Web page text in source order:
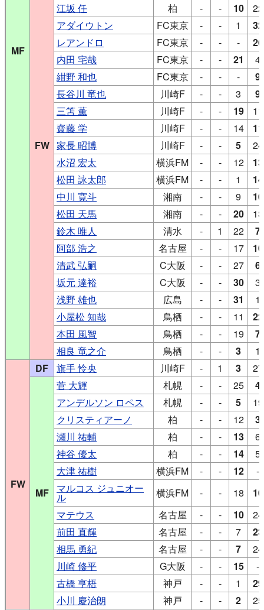
MF
FW
江坂 任
柏 - - 10
22
アダイウトン
FC東京 - - 1
32
レアンドロ
FC東京 - - -
26
内田 宅哉
FC東京 - - 21
4
紺野 和也
FC東京 - - -
9
長谷川 竜也
川崎F - - 3
9
三笘 薫
川崎F - - 19
11
齋藤 学
川崎F - - 14
11
家長 昭博
川崎F - - 5
24
水沼 宏太
横浜FM - - 12
13
松田 詠太郎
横浜FM - - 1
14
中川 寛斗
湘南 - - 9
10
松田 天馬
湘南 - - 20
13
鈴木 唯人
清水 - 1 22
7
阿部 浩之
名古屋 - - 17
10
清武 弘嗣
C大阪 - - 27
6
坂元 達裕
C大阪 - - 30
3
浅野 雄也
広島 - - 31
1
小屋松 知哉
鳥栖 - - 11
22
本田 風智
鳥栖 - - 19
7
相良 竜之介
鳥栖 - - 3 1
FW
DF 旗手 怜央 川崎F - 1 3 27
MF
菅 大輝 札幌 - - 25
4
アンデルソン ロペス
札幌 - - 5
19
クリスティアーノ
柏 - - 12
3
瀬川 祐輔
柏 - - 13
6
神谷 優太
柏 - - 14
5
大津 祐樹
横浜FM - - 12
-
マルコス ジュニオー
ル 横浜FM - - 18
10
マテウス
名古屋 - - 10
24
前田 直輝
名古屋 - - 7
23
相馬 勇紀
名古屋 - - 7
24
川崎 修平
G大阪 - - 15
-
古橋 亨梧
神戸 - - 1
29
小川 慶治朗
神戸 - - 2
25